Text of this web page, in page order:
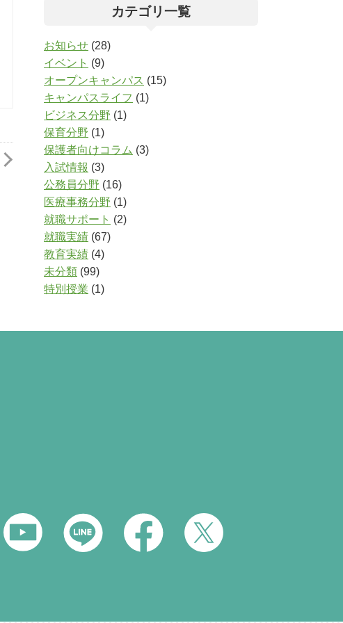
カテゴリ一覧
お知らせ (28)
イベント (9)
オープンキャンパス (15)
キャンパスライフ (1)
ビジネス分野 (1)
保育分野 (1)
保護者向けコラム (3)
入試情報 (3)
公務員分野 (16)
医療事務分野 (1)
就職サポート (2)
就職実績 (67)
教育実績 (4)
未分類 (99)
特別授業 (1)